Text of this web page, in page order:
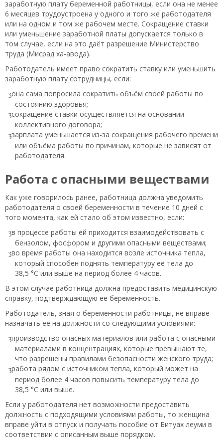
заработную плату беременной работницы, если она не менее
6 месяцев трудоустроена у одного и того же работодателя
или на одном и том же рабочем месте. Сокращение ставки
или уменьшение заработной платы допускается только в
том случае, если на это даёт разрешение Министерство
труда (Мисрад ха-авода).
Работодатель имеет право сократить ставку или уменьшить
заработную плату сотрудницы, если:
она сама попросила сократить объём своей работы по
состоянию здоровья;
сокращение ставки осуществляется на основании
коллективного договора;
зарплата уменьшается из-за сокращения рабочего времени
или объёма работы по причинам, которые не зависят от
работодателя.
Работа с опасными веществами
Как уже говорилось ранее, работница должна уведомить
работодателя о своей беременности в течение 10 дней с
того момента, как ей стало об этом известно, если:
в процессе работы ей приходится взаимодействовать с
бензолом, фосфором и другими опасными веществами;
во время работы она находится возле источника тепла,
который способен поднять температуру её тела до
38,5 °C или выше на период более 4 часов.
В этом случае работница должна предоставить медицинскую
справку, подтверждающую её беременность.
Работодатель, зная о беременности работницы, не вправе
назначать её на должности со следующими условиями:
производство опасных материалов или работа с опасными
материалами в концентрациях, которые превышают те,
что разрешены правилами безопасности женского труда;
работа рядом с источником тепла, который может на
период более 4 часов повысить температуру тела до
38,5 °C или выше.
Если у работодателя нет возможности предоставить
должность с подходящими условиями работы, то женщина
вправе уйти в отпуск и получать пособие от Битуах леуми в
соответствии с описанным выше порядком.